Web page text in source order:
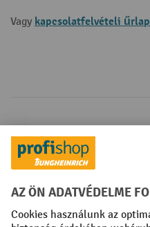
Vagy kapcsolatfelvételi
Fizetési lehetőségek
Creditcard (Master)
Creditcard